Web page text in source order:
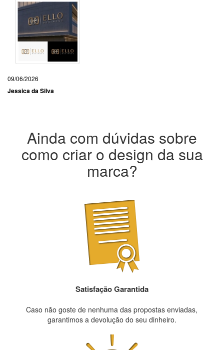
09/06/2026
Jessica da Silva
Ainda com dúvidas sobre
como criar o design da sua
marca?
Satisfação Garantida
Caso não goste de nenhuma das propostas enviadas,
garantimos a devolução do seu dinheiro.